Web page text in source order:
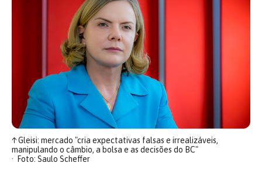
↑Gleisi: mercado "cria expectativas falsas e irrealizáveis,
manipulando o câmbio, a bolsa e as decisões do BC"
Foto: Saulo Scheffer